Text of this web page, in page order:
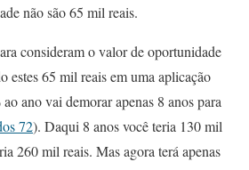
não são 65 mil reais.
consideram o valor de oportunidade
estes 65 mil reais em uma aplicação
ano vai demorar apenas 8 anos para
72). Daqui 8 anos você teria 130 mil
260 mil reais. Mas agora terá apenas